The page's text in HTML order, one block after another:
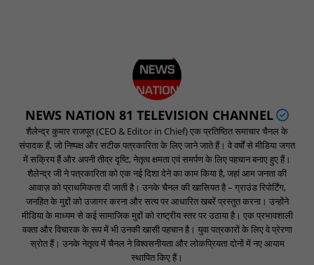
NEWS NATION 81 TELEVISION CHANNEL
शैलेन्द्र कुमार राजपूत (CEO & Editor in Chief) एक प्रतिष्ठित समाचार चैनल के
संपादक हैं, जो निष्पक्ष और सटीक पत्रकारिता के लिए जाने जाते हैं। वे वर्षों से मीडिया जगत
में सक्रिय हैं और अपनी तीव्र दृष्टि, नेतृत्व क्षमता एवं समर्पण के लिए पहचान बनाए हुए हैं।
शैलेन्द्र जी ने पत्रकारिता को एक नई दिशा देने का काम किया है, जहां आम जनता की
आवाज़ को प्राथमिकता दी जाती है। उनके चैनल की खासियत है – ग्राउंड रिपोर्टिंग,
जनहित के मुद्दों को उजागर करना और सत्य पर आधारित खबरें प्रस्तुत करना। उन्होंने
मीडिया के माध्यम से कई सामाजिक मुद्दों को राष्ट्रीय स्तर पर उठाया है। एक प्रभावशाली
वक्ता और विचारक के रूप में भी उनकी खासी पहचान है। युवा पत्रकारों के लिए वे प्रेरणा
स्रोत हैं। उनके नेतृत्व में चैनल ने विश्वसनीयता और लोकप्रियता दोनों में नए आयाम
स्थापित किए हैं।